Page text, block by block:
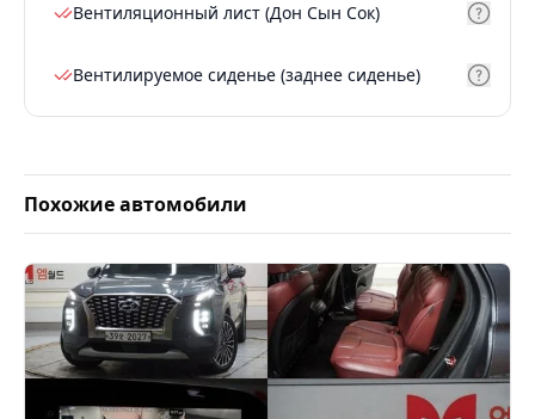
Вентиляционный лист (Дон Сын Сок)
Вентилируемое сиденье (заднее сиденье)
Похожие автомобили